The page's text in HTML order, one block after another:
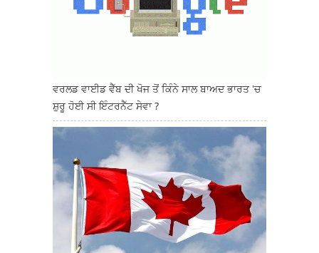
ਵਰਲਡ ਵਾਈਡ ਵੈੱਬ ਦੀ ਖੋਜ ਤੋਂ ਕਿੰਨੇ ਸਾਲ ਬਾਅਦ ਭਾਰਤ 'ਚ
ਸ਼ੁਰੂ ਹੋਈ ਸੀ ਇੰਟਰਨੈੱਟ ਸੇਵਾ ?